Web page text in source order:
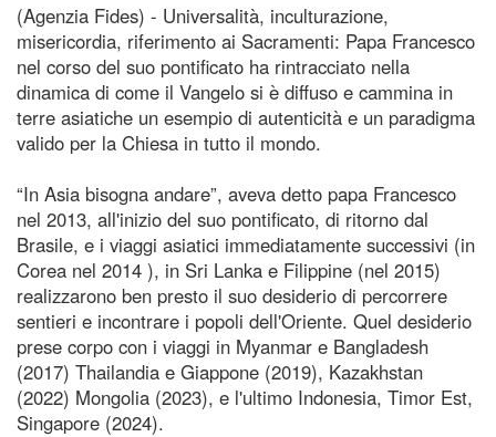
(Agenzia Fides) - Universalità, inculturazione,
misericordia, riferimento ai Sacramenti: Papa Francesco
nel corso del suo pontificato ha rintracciato nella
dinamica di come il Vangelo si è diffuso e cammina in
terre asiatiche un esempio di autenticità e un paradigma
valido per la Chiesa in tutto il mondo.
“In Asia bisogna andare”, aveva detto papa Francesco
nel 2013, all'inizio del suo pontificato, di ritorno dal
Brasile, e i viaggi asiatici immediatamente successivi (in
Corea nel 2014 ), in Sri Lanka e Filippine (nel 2015)
realizzarono ben presto il suo desiderio di percorrere
sentieri e incontrare i popoli dell'Oriente. Quel desiderio
prese corpo con i viaggi in Myanmar e Bangladesh
(2017) Thailandia e Giappone (2019), Kazakhstan
(2022) Mongolia (2023), e l'ultimo Indonesia, Timor Est,
Singapore (2024).